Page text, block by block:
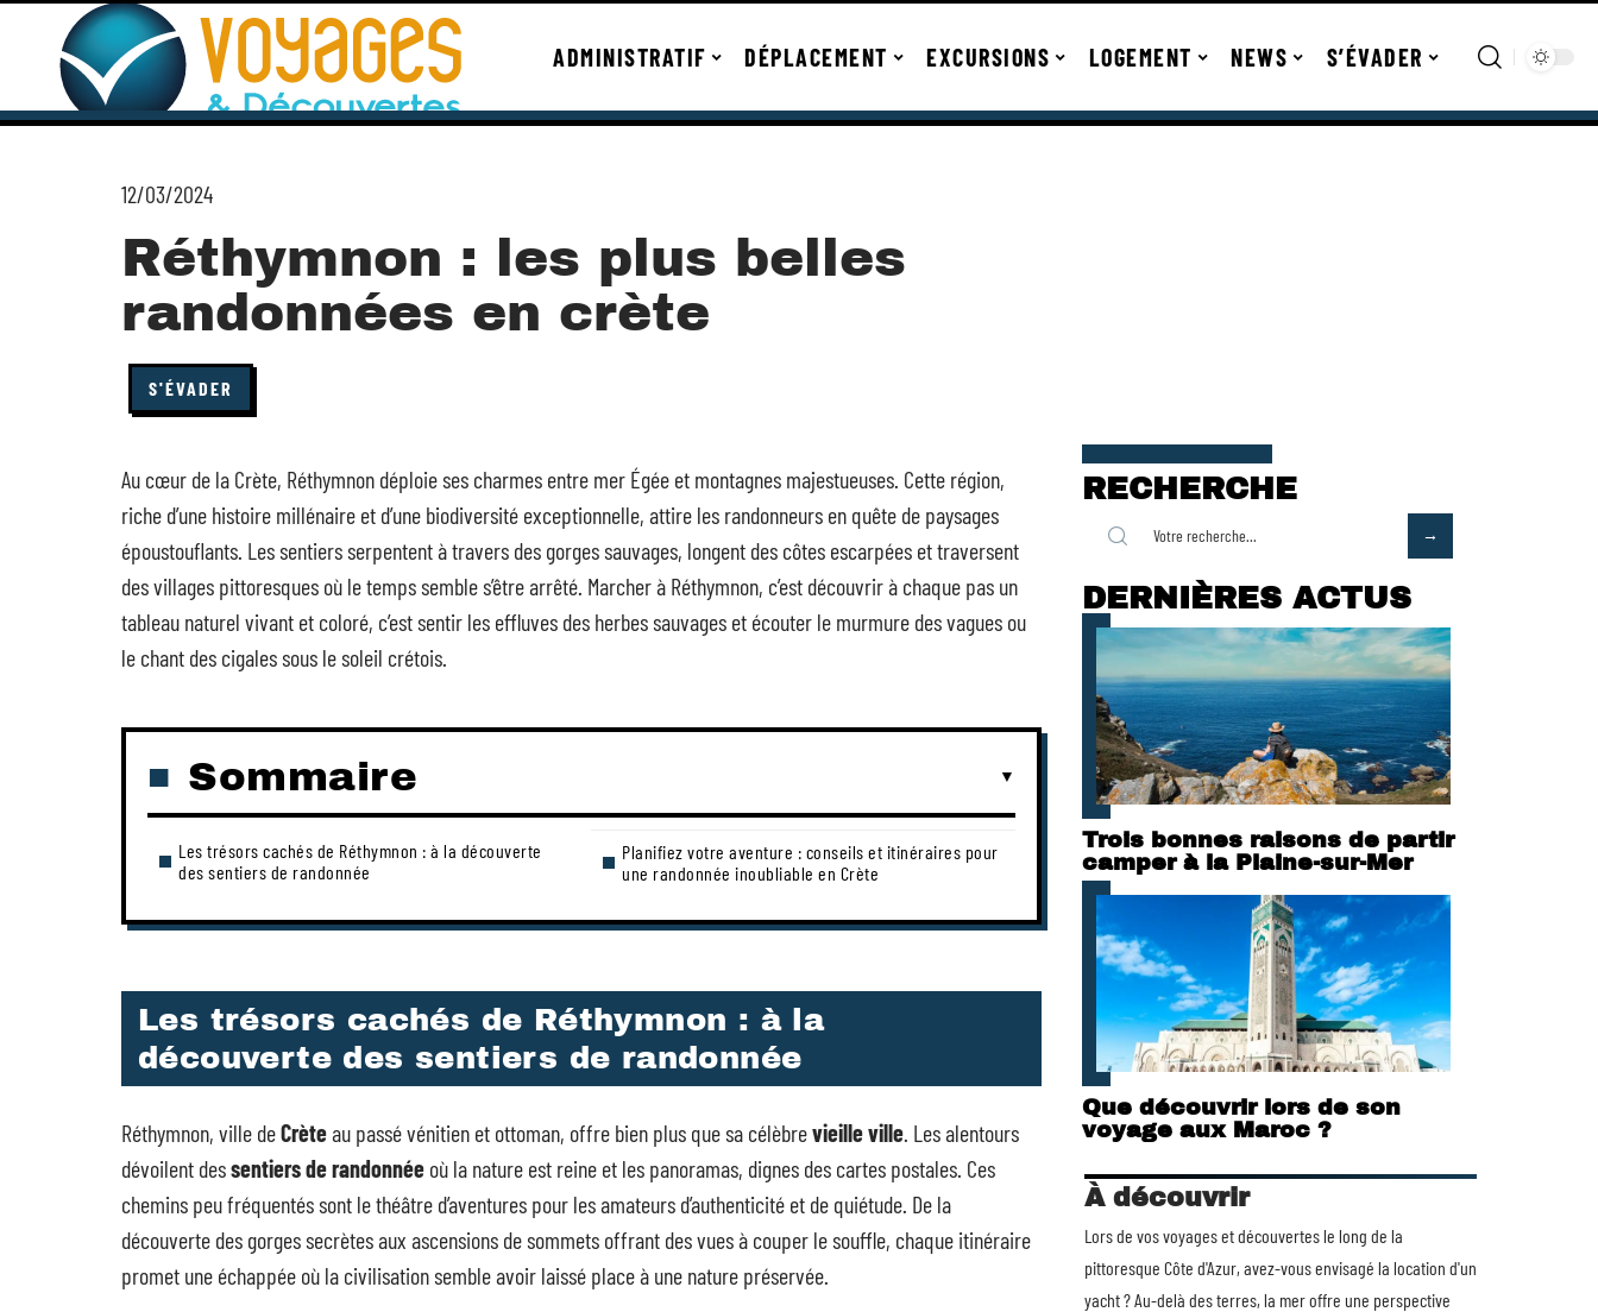
ADMINISTRATIF DÉPLACEMENT EXCURSIONS LOGEMENT NEWS S’ÉVADER
12/03/2024
Réthymnon : les plus belles
randonnées en crète
S'ÉVADER
Au cœur de la Crète, Réthymnon déploie ses charmes entre mer Égée et montagnes majestueuses. Cette région,
riche d’une histoire millénaire et d’une biodiversité exceptionnelle, attire les randonneurs en quête de paysages
époustouflants. Les sentiers serpentent à travers des gorges sauvages, longent des côtes escarpées et traversent
des villages pittoresques où le temps semble s’être arrêté. Marcher à Réthymnon, c’est découvrir à chaque pas un
tableau naturel vivant et coloré, c’est sentir les effluves des herbes sauvages et écouter le murmure des vagues ou
le chant des cigales sous le soleil crétois.
Sommaire
Les trésors cachés de Réthymnon : à la découverte
des sentiers de randonnée
Planifiez votre aventure : conseils et itinéraires pour
une randonnée inoubliable en Crète
Les trésors cachés de Réthymnon : à la
découverte des sentiers de randonnée
Réthymnon, ville deCrèteau passé vénitien et ottoman, offre bien plus que sa célèbrevieille ville. Les alentours
dévoilent dessentiers de randonnée où la nature est reine et les panoramas, dignes des cartes postales. Ces
chemins peu fréquentés sont le théâtre d’aventures pour les amateurs d’authenticité et de quiétude. De la
découverte des gorges secrètes aux ascensions de sommets offrant des vues à couper le souffle, chaque itinéraire
promet une échappée où la civilisation semble avoir laissé place à une nature préservée.
RECHERCHE
DERNIÈRES ACTUS
Trois bonnes raisons de partir
camper à la Plaine-sur-Mer
Que découvrir lors de son
voyage aux Maroc ?
À découvrir
Lors de vos voyages et découvertes le long de la
pittoresque Côte d'Azur, avez-vous envisagé la location d'un
yacht? Au-delà des terres, la mer offre une perspective